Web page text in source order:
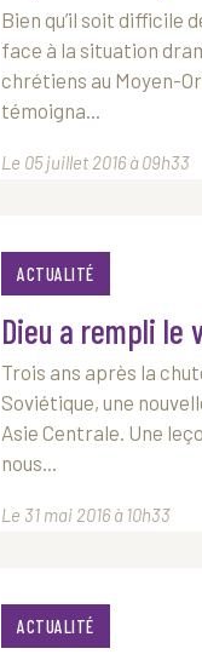
Bien qu’il soit difficile
face à la situation
chrétiens au Moyen-
témoigna...
Le 05 juillet 2016 à 09h33
ACTUALITÉ
Dieu a rempli le
Trois ans après la
Soviétique, une
Asie Centrale. Une
nous...
Le 31 mai 2016 à 10h33
ACTUALITÉ